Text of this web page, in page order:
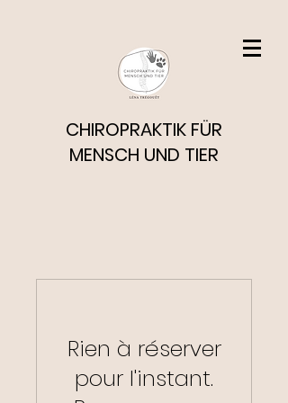
CHIROPRAKTIK FÜR
MENSCH UND TIER
Rien à réserver
pour l'instant.